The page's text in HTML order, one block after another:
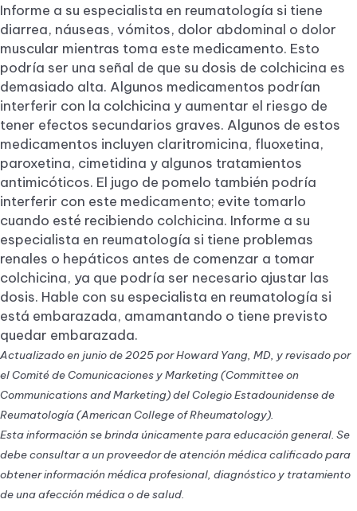
Informe a su especialista en reumatología si tiene
diarrea, náuseas, vómitos, dolor abdominal o dolor
muscular mientras toma este medicamento. Esto
podría ser una señal de que su dosis de colchicina es
demasiado alta. Algunos medicamentos podrían
interferir con la colchicina y aumentar el riesgo de
tener efectos secundarios graves. Algunos de estos
medicamentos incluyen claritromicina, fluoxetina,
paroxetina, cimetidina y algunos tratamientos
antimicóticos. El jugo de pomelo también podría
interferir con este medicamento; evite tomarlo
cuando esté recibiendo colchicina. Informe a su
especialista en reumatología si tiene problemas
renales o hepáticos antes de comenzar a tomar
colchicina, ya que podría ser necesario ajustar las
dosis. Hable con su especialista en reumatología si
está embarazada, amamantando o tiene previsto
quedar embarazada.
Actualizado en junio de 2025 por Howard Yang, MD, y revisado por
el Comité de Comunicaciones y Marketing (Committee on
Communications and Marketing) del Colegio Estadounidense de
Reumatología (American College of Rheumatology).
Esta información se brinda únicamente para educación general. Se
debe consultar a un proveedor de atención médica calificado para
obtener información médica profesional, diagnóstico y tratamiento
de una afección médica o de salud.